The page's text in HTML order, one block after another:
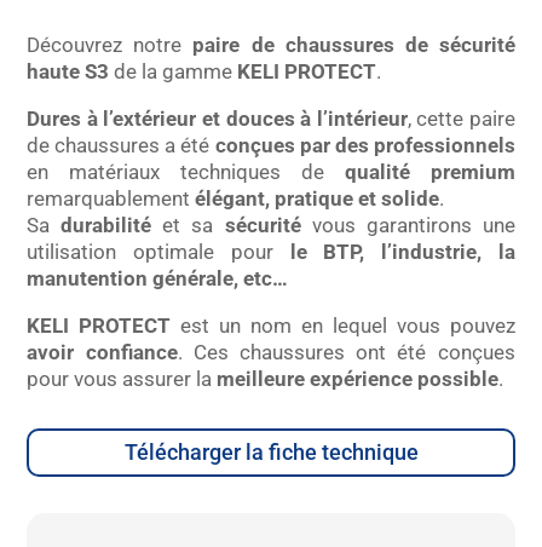
Découvrez notre paire de chaussures de sécurité
haute S3de la gamme KELI PROTECT.
Dures à l’extérieur et douces à l’intérieur, cette paire
de chaussures a été conçues par des professionnels
en matériaux techniques de qualité premium
remarquablementélégant, pratique et solide.
Sadurabilitéet sa sécurité vous garantirons une
utilisation optimale pour
le BTP, l’industrie, la
manutention générale, etc…
KELI PROTECTest un nom en lequel vous pouvez
avoir confiance. Ces chaussures ont été conçues
pour vous assurer la meilleure expérience possible.
Télécharger la fiche technique